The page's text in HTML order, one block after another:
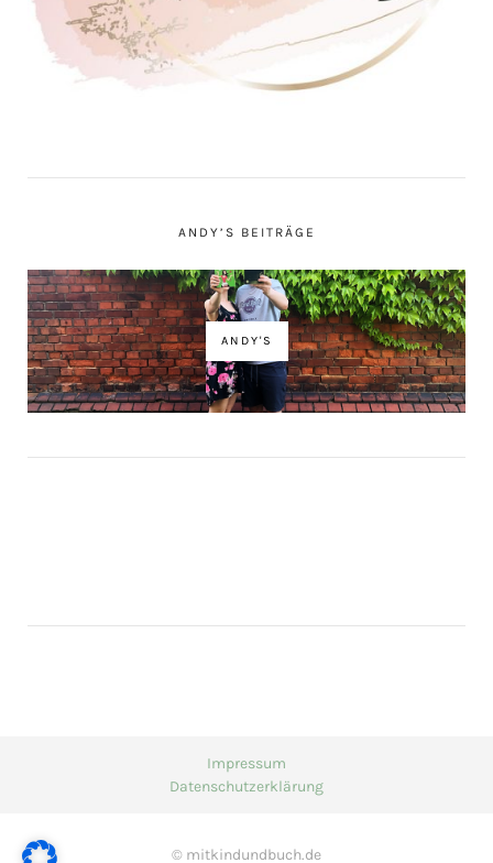
ANDY’S BEITRÄGE
ANDY'S
Impressum
Datenschutzerklärung
© mitkindundbuch.de